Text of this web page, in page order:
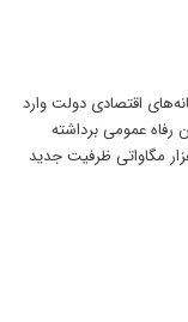
اقتصادی دولت وارد
رفاه عمومی برداشته
باید بدون لکنت گفته شود و حتماً افزایش ۹هزار مگاواتی ظرفیت جدید